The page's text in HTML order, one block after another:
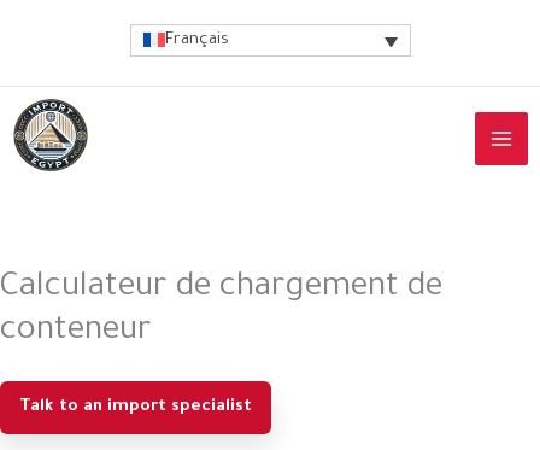
Français
Calculateur de chargement de
conteneur
Talk to an import specialist